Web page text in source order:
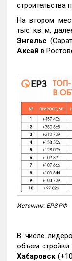
строительства
На втором
тыс. кв. м,
Энгельс
Аксай в
Источник: ЕРЗ.РФ
В числе
объем стройки
Хабаровск